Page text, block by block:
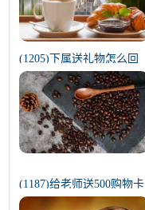
(1205)下属送礼物怎么回
复（下属给我送礼我该如
何回复）
(1187)给老师送500购物卡
少吗（给老师送500还是